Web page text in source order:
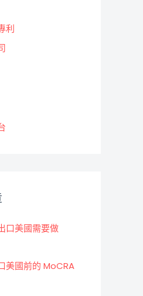
利
口美國需要做
美國前的 MoCRA